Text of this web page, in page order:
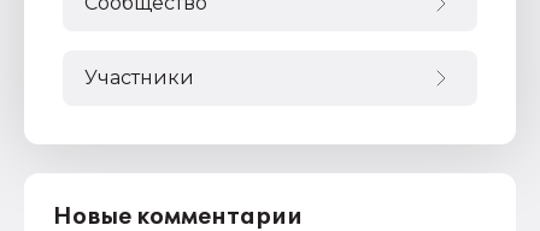
Участники
Новые комментарии